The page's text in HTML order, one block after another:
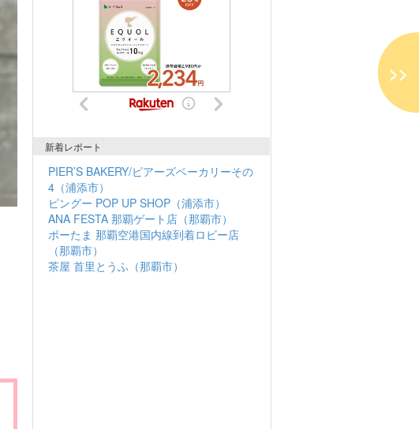
新着レポート
PIER’S BAKERY/ピアーズベーカリーその
4（浦添市）
ピングー POP UP SHOP（浦添市）
ANA FESTA 那覇ゲート店（那覇市）
ポーたま 那覇空港国内線到着ロビー店
（那覇市）
茶屋 首里とうふ（那覇市）
>>